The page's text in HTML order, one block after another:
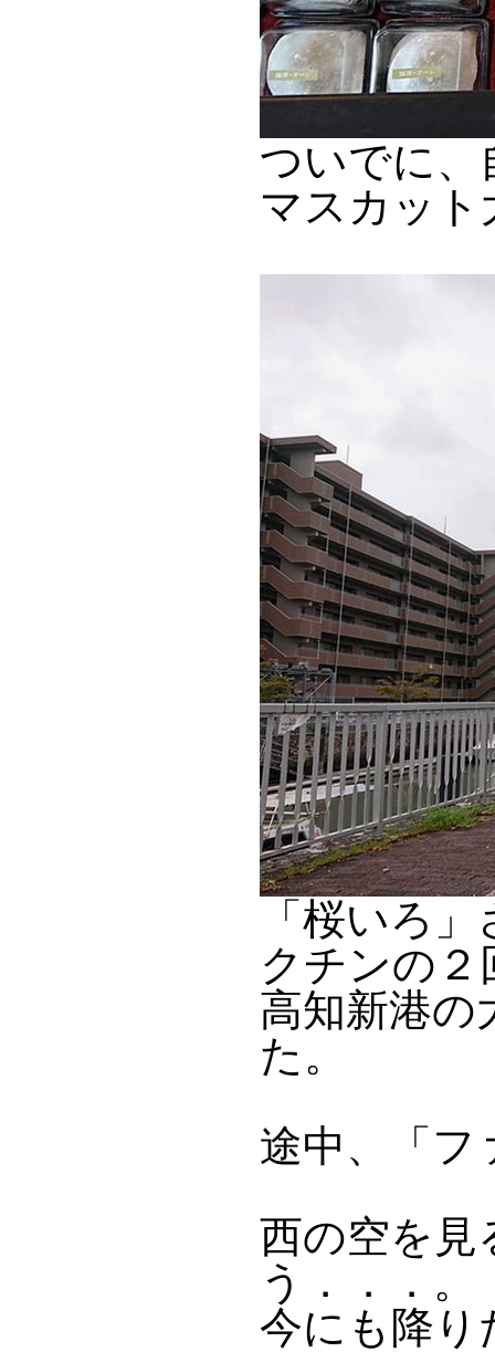
ついでに、
マスカット
「桜いろ
クチンの２
高知新港の
た。
途中、「フ
西の空を見
う．．．。
今にも降り